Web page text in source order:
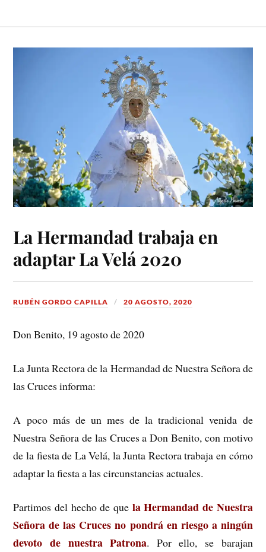
La Hermandad trabaja en
adaptar La Velá 2020
RUBÉN GORDO CAPILLA 20 AGOSTO, 2020
Don Benito, 19 agosto de 2020
La Junta Rectora de la Hermandad de Nuestra Señora de
las Cruces informa:
A poco más de un mes de la tradicional venida de
Nuestra Señora de las Cruces a Don Benito, con motivo
de la fiesta de La Velá, la Junta Rectora trabaja en cómo
adaptar la fiesta a las circunstancias actuales.
Partimos del hecho de que la Hermandad de Nuestra
Señora de las Cruces no pondrá en riesgo a ningún
devoto de nuestra Patrona. Por ello, se barajan